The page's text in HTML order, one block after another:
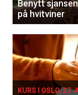
Benytt
på hvitviner
KURS I OSLO, 27.